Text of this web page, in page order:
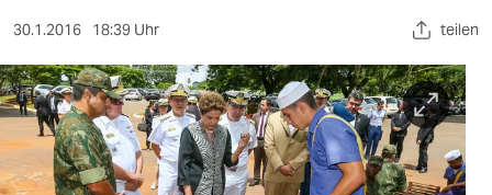
sport
berlin
nord
wahrheit
30.1.2016 18:39 Uhr teilen